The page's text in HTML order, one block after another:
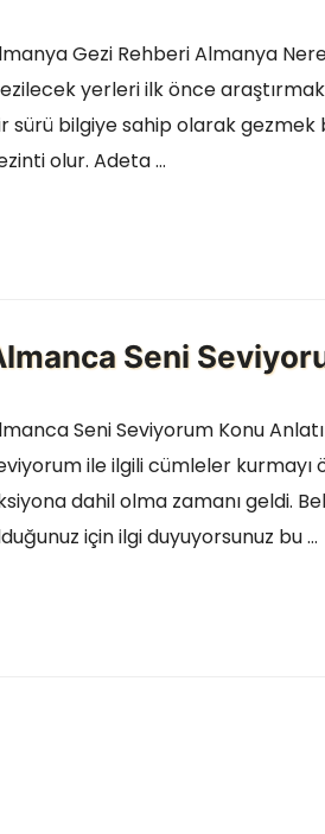
Gezi Rehberi Almanya
yerleri ilk önce
sürü bilgiye sahip olarak
olur. Adeta …
Seni
Seni Seviyorum Konu
ile ilgili cümleler kurmayı
dahil olma zamanı geldi.
için ilgi duyuyorsunuz bu …